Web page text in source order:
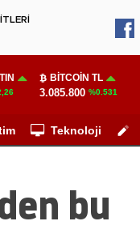
BITCOIN TL
3.085.800 %0.531
Teknoloji
bu